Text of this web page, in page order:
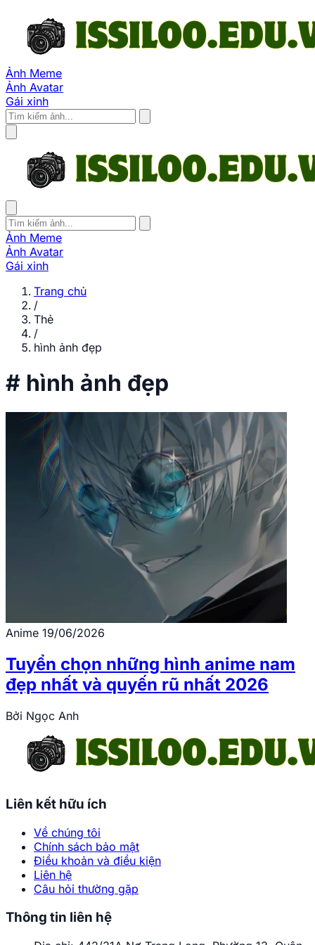
Ảnh Meme
Ảnh Avatar
Gái xinh
Ảnh Meme
Ảnh Avatar
Gái xinh
Trang chủ
/
Thẻ
/
hình ảnh đẹp
# hình ảnh đẹp
Anime 19/06/2026
Tuyển chọn những hình anime nam
đẹp nhất và quyến rũ nhất 2026
Bởi Ngọc Anh
Liên kết hữu ích
Về chúng tôi
Chính sách bảo mật
Điều khoản và điều kiện
Liên hệ
Câu hỏi thường gặp
Thông tin liên hệ